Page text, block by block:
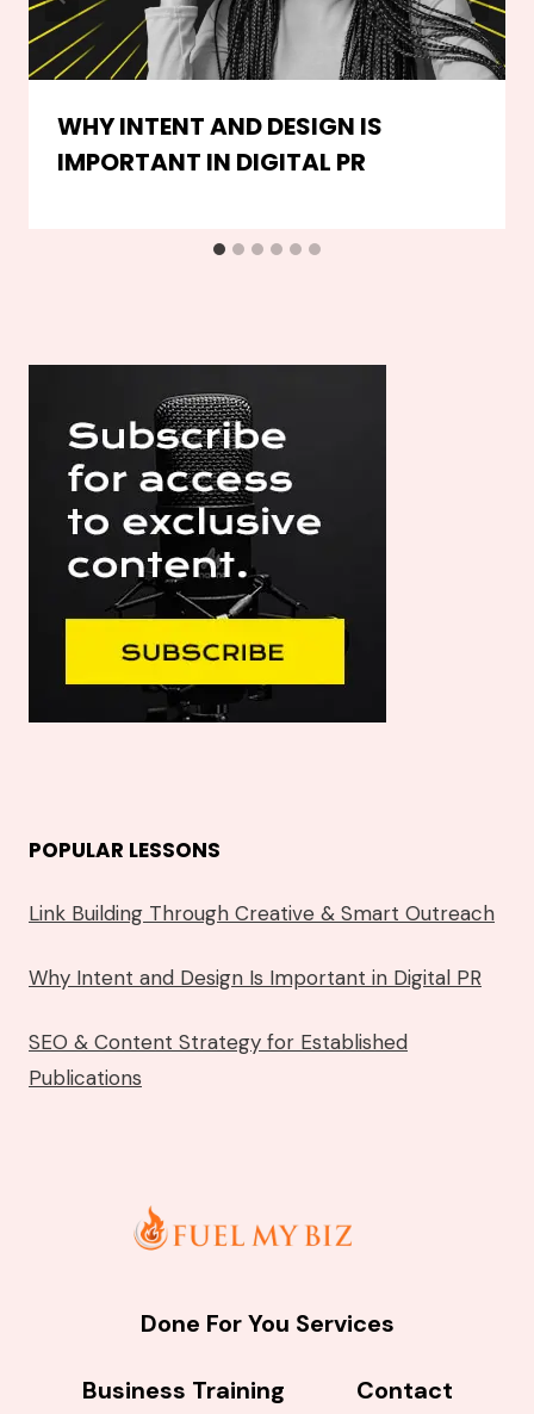
WHY INTENT AND DESIGN IS
IMPORTANT IN DIGITAL PR
POPULAR LESSONS
Link Building Through Creative & Smart Outreach
Why Intent and Design Is Important in Digital PR
SEO & Content Strategy for Established
Publications
Done For You Services
Business Training Contact